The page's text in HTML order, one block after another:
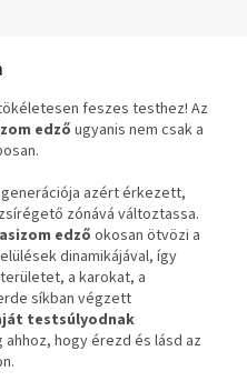
feszes testhez! Az
edző ugyanis nem csak a
azért érkezett,
zónává változtassa.
asizom edző okosan ötvözi a
dinamikájával, így
a karokat, a
síkban végzett
testsúlyodnak
hogy érezd és lásd az